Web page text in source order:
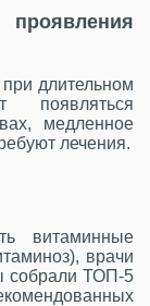
при длительном
появляться
медленное
лечения.
витаминные
врачи
собрали ТОП-5